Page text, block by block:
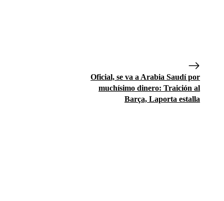
Oficial, se va a Arabia Saudí por
muchísimo dinero: Traición al
Barça, Laporta estalla